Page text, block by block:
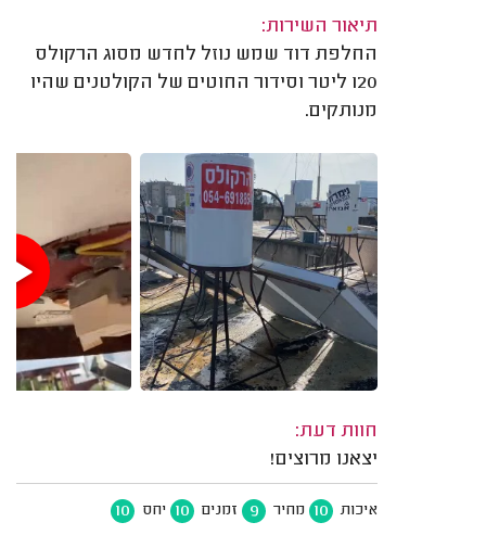
תיאור השירות:
החלפת דוד שמש נוזל לחדש מסוג הרקולס
120 ליטר וסידור החוטים של הקולטנים שהיו
מנותקים.
חוות דעת:
יצאנו מרוצים!
איכות 10 מחיר 9 זמנים 10 יחס 10